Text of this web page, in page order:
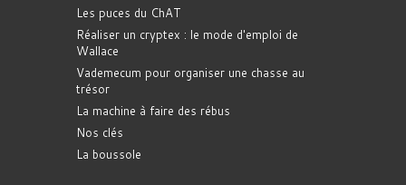
Les puces du ChAT
Réaliser un cryptex : le mode d'emploi de
Wallace
Vademecum pour organiser une chasse au
trésor
La machine à faire des rébus
Nos clés
La boussole